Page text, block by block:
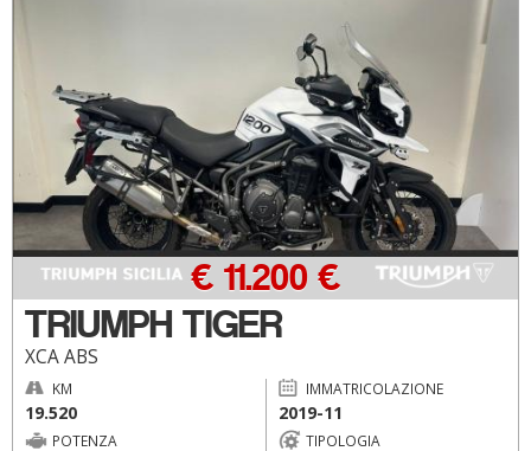
TRIUMPH TIGER
XCA ABS
€ 11.200 €
KM
19.520
IMMATRICOLAZIONE
2019-11
POTENZA TIPOLOGIA